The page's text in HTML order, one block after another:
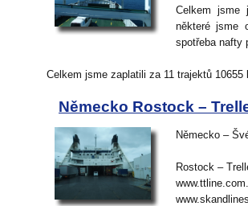
Celkem jsme
některé jsme
spotřeba nafty
Celkem jsme zaplatili za 11 trajektů
Německo Rostock –
Německo –
Rostock –
www.ttline.com.